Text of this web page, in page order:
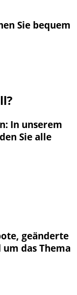
Sie bequem
In unserem
Sie alle
geänderte
das Thema